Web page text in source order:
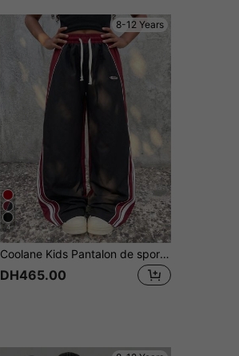
8-12 Years
4
Coolane Kids Pantalon de sport d'été pour préadolescentes, avec blocs de couleurs et texture à bandes décoratives
DH465.00